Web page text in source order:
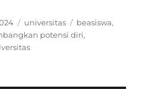
Categories
universitas Tags
beasiswa,
potensi diri,